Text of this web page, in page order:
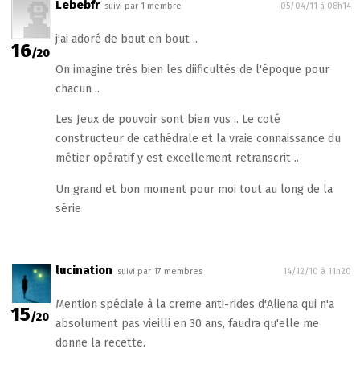
16/20
Lebebfr suivi par 1 membre 05/04/11 à 08h14
j'ai adoré de bout en bout ..
On imagine trés bien les diificultés de l'époque pour
chacun ..
Les Jeux de pouvoir sont bien vus .. Le coté
constructeur de cathédrale et la vraie connaissance du
métier opératif y est excellement retranscrit ..
Un grand et bon moment pour moi tout au long de la
série
15/20
lucination suivi par 17 membres 14/12/10 à 11h20
Mention spéciale à la creme anti-rides d'Aliena qui n'a
absolument pas vieilli en 30 ans, faudra qu'elle me
donne la recette.